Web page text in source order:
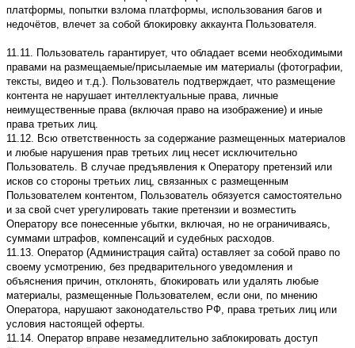
платформы, попытки взлома платформы, использования багов и
недочётов, влечет за собой блокировку аккаунта Пользователя.
11.11. Пользователь гарантирует, что обладает всеми необходимыми
правами на размещаемые/присылаемые им материалы (фотографии,
тексты, видео и т.д.). Пользователь подтверждает, что размещение
контента не нарушает интеллектуальные права, личные
неимущественные права (включая право на изображение) и иные
права третьих лиц.
11.12. Всю ответственность за содержание размещенных материалов
и любые нарушения прав третьих лиц несет исключительно
Пользователь. В случае предъявления к Оператору претензий или
исков со стороны третьих лиц, связанных с размещенным
Пользователем контентом, Пользователь обязуется самостоятельно
и за свой счет урегулировать такие претензии и возместить
Оператору все понесенные убытки, включая, но не ограничиваясь,
суммами штрафов, компенсаций и судебных расходов.
11.13. Оператор (Администрация сайта) оставляет за собой право по
своему усмотрению, без предварительного уведомления и
объяснения причин, отклонять, блокировать или удалять любые
материалы, размещенные Пользователем, если они, по мнению
Оператора, нарушают законодательство РФ, права третьих лиц или
условия настоящей оферты.
11.14. Оператор вправе незамедлительно заблокировать доступ